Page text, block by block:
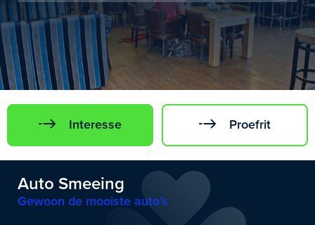
Interesse Proefrit
Auto Smeeing
Gewoon de mooiste auto’s